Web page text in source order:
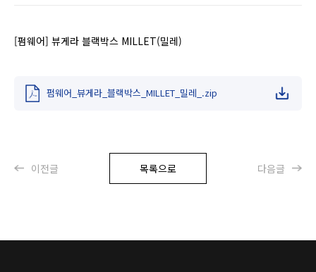
[펌웨어] 뷰게라 블랙박스 MILLET(밀레)
펌웨어_뷰게라_블랙박스_MILLET_밀레_.zip
이전글 목록으로 다음글